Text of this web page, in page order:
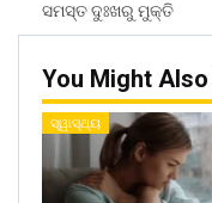
ସମସ୍ତ ଦୁଃଖରୁ ମୁକ୍ତି
You Might
ସ୍ୱାସ୍ଥ୍ୟ